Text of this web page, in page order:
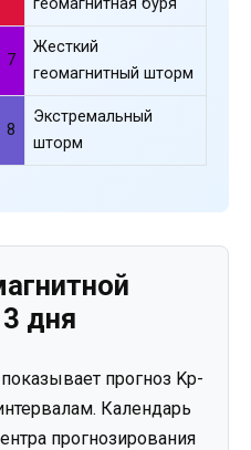
геомагнитная буря
7
Жесткий
геомагнитный шторм
8
Экстремальный
шторм
дня
прогноз Kp-
Календарь
прогнозирования